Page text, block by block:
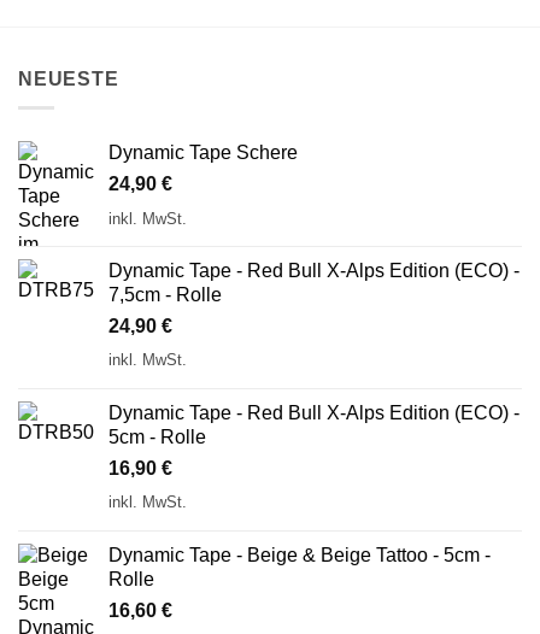
NEUESTE
Dynamic Tape Schere
24,90 €
inkl. MwSt.
Dynamic Tape - Red Bull X-Alps Edition (ECO) -
7,5cm - Rolle
24,90 €
inkl. MwSt.
Dynamic Tape - Red Bull X-Alps Edition (ECO) -
5cm - Rolle
16,90 €
inkl. MwSt.
Dynamic Tape - Beige & Beige Tattoo - 5cm -
Rolle
16,60 €